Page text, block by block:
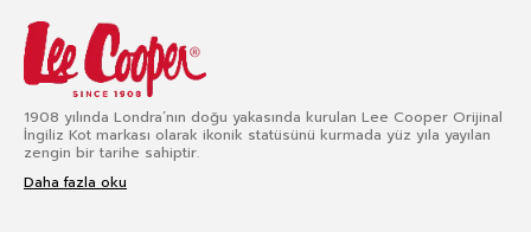
1908 yılında Londra’nın doğu yakasında kurulan Lee Cooper Orijinal
İngiliz Kot markası olarak ikonik statüsünü kurmada yüz yıla yayılan
zengin bir tarihe sahiptir.
Daha fazla oku